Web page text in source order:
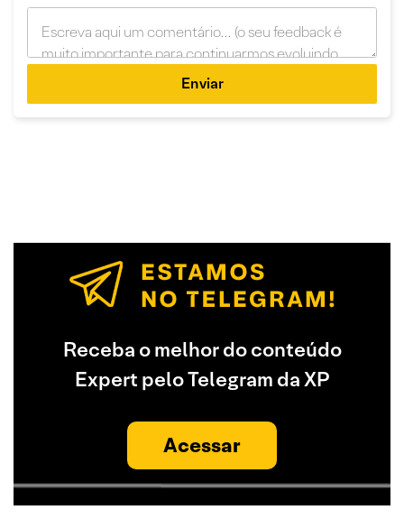
Enviar
Receba o melhor do conteúdo
Expert pelo Telegram da XP
Acessar